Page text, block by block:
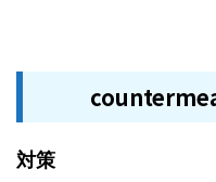
対策